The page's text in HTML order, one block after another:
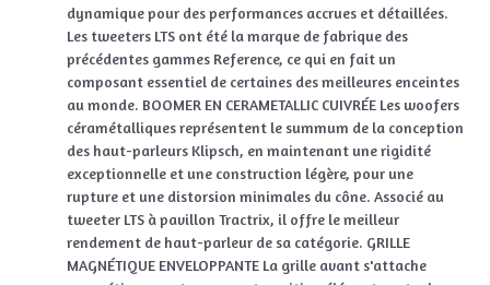
dynamique pour des performances accrues et détaillées.
Les tweeters LTS ont été la marque de fabrique des
précédentes gammes Reference, ce qui en fait un
composant essentiel de certaines des meilleures enceintes
au monde. BOOMER EN CERAMETALLIC CUIVRÉE Les woofers
céramétalliques représentent le summum de la conception
des haut-parleurs Klipsch, en maintenant une rigidité
exceptionnelle et une construction légère, pour une
rupture et une distorsion minimales du cône. Associé au
tweeter LTS à pavillon Tractrix, il offre le meilleur
rendement de haut-parleur de sa catégorie. GRILLE
MAGNÉTIQUE ENVELOPPANTE La grille avant s'attache